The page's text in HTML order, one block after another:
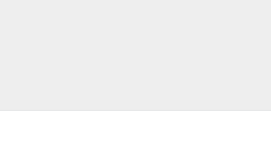
vi